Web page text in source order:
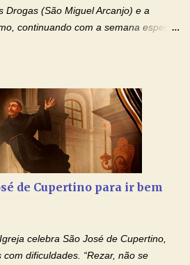
Drogas (São Miguel Arcanjo) e a
continuando com a semana especial
- Jesus - te curar, deixe nossa
- te proteger com Seu divino manto.
todas suas feridas, Creia! Adriana-
Libertação das Drogas (São Miguel
em Nome de Teu Filho Jesus,
concedei a vida a todos aqueles que
em um vício, escravos de alguma
e cheio de Misericórdia, na
de Cupertino para ir bem
celebra São José de Cupertino,
dificuldades. “Rezar, não se